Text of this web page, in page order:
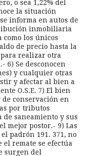
o sea 1,22% del
la situación
informa en autos de
inmobiliaria
como los únicos
de precio hasta la
realizar otra
Se desconocen
y cualquier otras
y afectar al bien a
O.S.E. 7) El bien
conservación en
por tributos
saneamiento y sus
mejor postor.- 9) Las
padrón 191. 371, no
el remate se efectúa
surgen del